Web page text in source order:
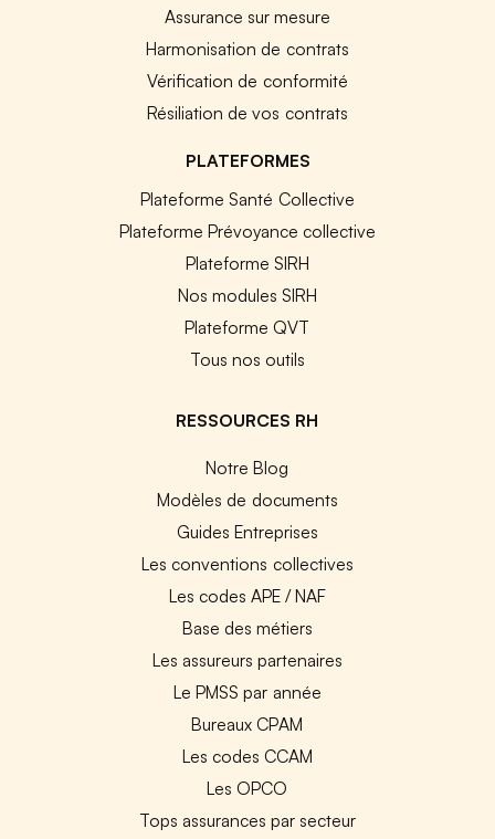
Assurance sur mesure
Harmonisation de contrats
Vérification de conformité
Résiliation de vos contrats
PLATEFORMES
Plateforme Santé Collective
Plateforme Prévoyance collective
Plateforme SIRH
Nos modules SIRH
Plateforme QVT
Tous nos outils
RESSOURCES RH
Notre Blog
Modèles de documents
Guides Entreprises
Les conventions collectives
Les codes APE / NAF
Base des métiers
Les assureurs partenaires
Le PMSS par année
Bureaux CPAM
Les codes CCAM
Les OPCO
Tops assurances par secteur